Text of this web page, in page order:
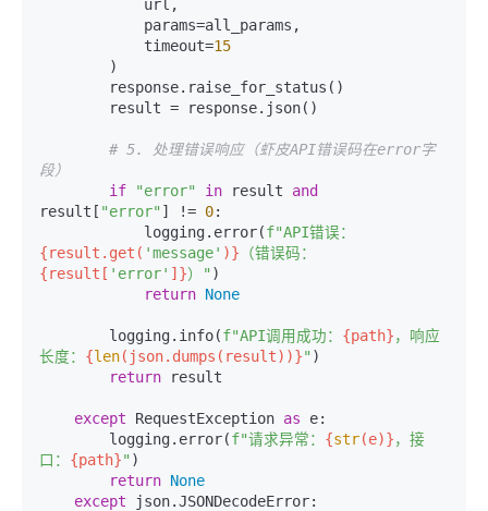
            timeout=
15
# 5. 处理错误响应（虾皮API错误码在error字
段）
if
"error" in result and
result[ "error" ] != 0:
            logging.error(
f"API错误：
{result.get( 'message' )} （错误码：
{result[ 'error' ]}）" )
return None
        logging.info(
f"API调用成功： {path}，响应
长度： {len(json.dumps(result))}" )
return result
except RequestException as e:
        logging.error(
f"请求异常： {str(e)}，接
口： {path}" )
return None
except json.JSONDecodeError: